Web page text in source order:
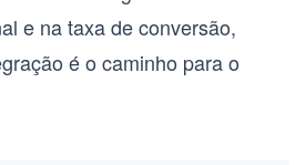
e na taxa de conversão,
é o caminho para o